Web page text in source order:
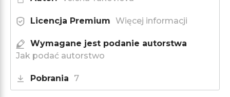
Licencja Premium Więcej informacji
Wymagane jest podanie autorstwa
Jak podać autorstwo
Pobrania 7